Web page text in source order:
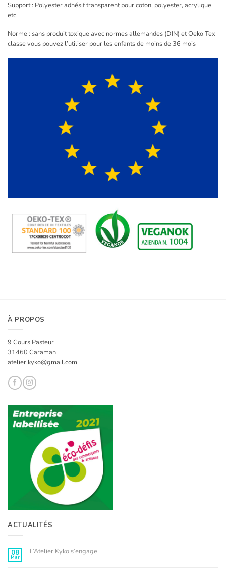
Support : Polyester adhésif transparent pour coton, polyester, acrylique
etc.
Norme : sans produit toxique avec normes allemandes (DIN) et Oeko Tex
classe vous pouvez l’utiliser pour les enfants de moins de 36 mois
À PROPOS
9 Cours Pasteur
31460 Caraman
atelier.kyko@gmail.com
ACTUALITÉS
08
Mar
L’Atelier Kyko s’engage